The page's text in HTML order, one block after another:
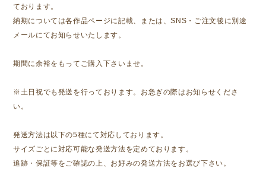
ております。
納期については各作品ページに記載、または、SNS・ご注文後に別途
メールにてお知らせいたします。
期間に余裕をもってご購入下さいませ。
※土日祝でも発送を行っております。お急ぎの際はお知らせくださ
い。
発送方法は以下の5種にて対応しております。
サイズごとに対応可能な発送方法を定めております。
追跡・保証等をご確認の上、お好みの発送方法をお選び下さい。